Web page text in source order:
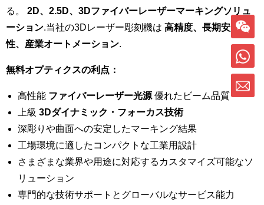
る。 2D、2.5D、3Dファイバーレーザーマーキングソリュ
ーション.当社の3Dレーザー彫刻機は 高精度、長期安定
性、産業オートメーション.
無料オプティクスの利点：
高性能 ファイバーレーザー光源 優れたビーム品質
上級 3Dダイナミック・フォーカス技術
深彫りや曲面への安定したマーキング結果
工場環境に適したコンパクトな工業用設計
さまざまな業界や用途に対応するカスタマイズ可能なソ
リューション
専門的な技術サポートとグローバルなサービス能力